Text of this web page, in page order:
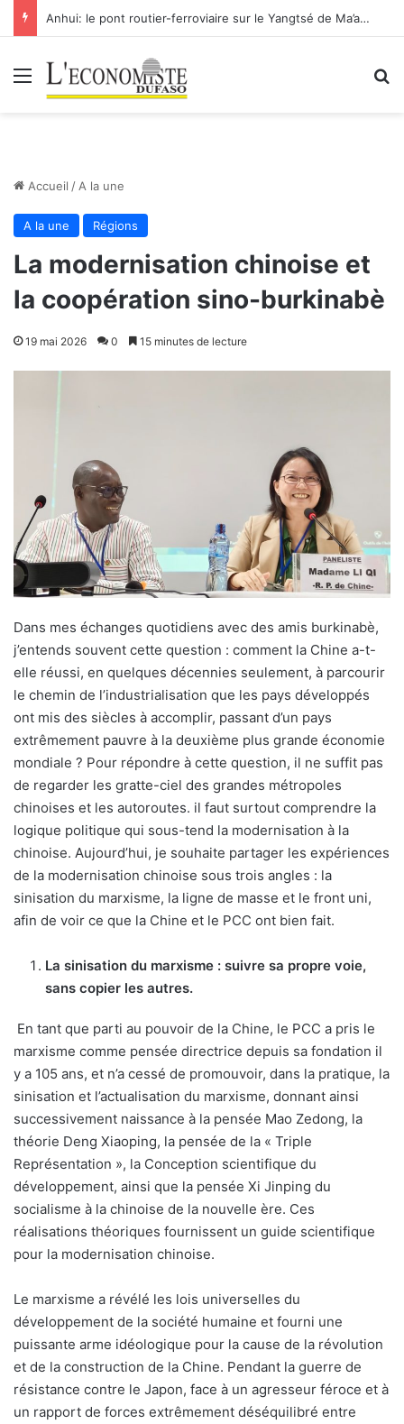
Anhui: le pont routier-ferroviaire sur le Yangtsé de Ma’anshan entre dans la phase finale en vue de sa mise en service
Menu
Accueil / A la une
A la une Régions
La modernisation chinoise et
la coopération sino-burkinabè
19 mai 2026 0 15 minutes de lecture
Dans mes échanges quotidiens avec des amis burkinabè,
j’entends souvent cette question : comment la Chine a-t-
elle réussi, en quelques décennies seulement, à parcourir
le chemin de l’industrialisation que les pays développés
ont mis des siècles à accomplir, passant d’un pays
extrêmement pauvre à la deuxième plus grande économie
mondiale ? Pour répondre à cette question, il ne suffit pas
de regarder les gratte-ciel des grandes métropoles
chinoises et les autoroutes. il faut surtout comprendre la
logique politique qui sous-tend la modernisation à la
chinoise. Aujourd’hui, je souhaite partager les expériences
de la modernisation chinoise sous trois angles : la
sinisation du marxisme, la ligne de masse et le front uni,
afin de voir ce que la Chine et le PCC ont bien fait.
La sinisation du marxisme : suivre sa propre voie,
sans copier les autres.
En tant que parti au pouvoir de la Chine, le PCC a pris le
marxisme comme pensée directrice depuis sa fondation il
y a 105 ans, et n’a cessé de promouvoir, dans la pratique, la
sinisation et l’actualisation du marxisme, donnant ainsi
successivement naissance à la pensée Mao Zedong, la
théorie Deng Xiaoping, la pensée de la « Triple
Représentation », la Conception scientifique du
développement, ainsi que la pensée Xi Jinping du
socialisme à la chinoise de la nouvelle ère. Ces
réalisations théoriques fournissent un guide scientifique
pour la modernisation chinoise.
Le marxisme a révélé les lois universelles du
développement de la société humaine et fourni une
puissante arme idéologique pour la cause de la révolution
et de la construction de la Chine. Pendant la guerre de
résistance contre le Japon, face à un agresseur féroce et à
un rapport de forces extrêmement déséquilibré entre